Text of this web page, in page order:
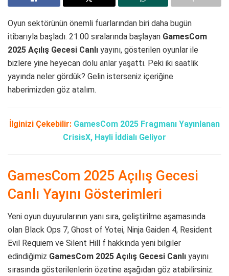
Oyun sektörünün önemli fuarlarından biri daha bugün
itibarıyla başladı. 21:00 sıralarında başlayan GamesCom
2025 Açılış Gecesi Canlı yayını, gösterilen oyunlar ile
bizlere yine heyecan dolu anlar yaşattı. Peki iki saatlik
yayında neler gördük? Gelin isterseniz içeriğine
haberimizden göz atalım.
İlginizi Çekebilir: GamesCom 2025 Fragmanı Yayınlanan
CrisisX, Hayli İddialı Geliyor
GamesCom 2025 Açılış Gecesi
Canlı Yayını Gösterimleri
Yeni oyun duyurularının yanı sıra, geliştirilme aşamasında
olan Black Ops 7, Ghost of Yotei, Ninja Gaiden 4, Resident
Evil Requiem ve Silent Hill f hakkında yeni bilgiler
edindiğimiz GamesCom 2025 Açılış Gecesi Canlı yayını
sırasında gösterilenlerin özetine aşağıdan göz atabilirsiniz.